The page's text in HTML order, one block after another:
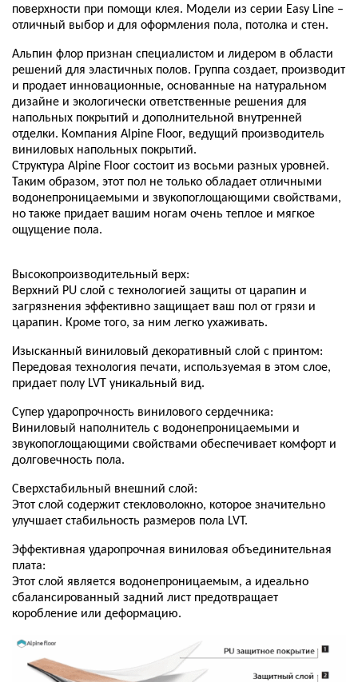
поверхности при помощи клея. Модели из серии Easy Line –
отличный выбор и для оформления пола, потолка и стен.
Альпин флор признан специалистом и лидером в области
решений для эластичных полов. Группа создает, производит
и продает инновационные, основанные на натуральном
дизайне и экологически ответственные решения для
напольных покрытий и дополнительной внутренней
отделки. Компания Alpine Floor, ведущий производитель
виниловых напольных покрытий.
Структура Alpine Floor состоит из восьми разных уровней.
Таким образом, этот пол не только обладает отличными
водонепроницаемыми и звукопоглощающими свойствами,
но также придает вашим ногам очень теплое и мягкое
ощущение пола.
Высокопроизводительный верх:
Верхний PU слой с технологией защиты от царапин и
загрязнения эффективно защищает ваш пол от грязи и
царапин. Кроме того, за ним легко ухаживать.
Изысканный виниловый декоративный слой с принтом:
Передовая технология печати, используемая в этом слое,
придает полу LVT уникальный вид.
Супер ударопрочность винилового сердечника:
Виниловый наполнитель с водонепроницаемыми и
звукопоглощающими свойствами обеспечивает комфорт и
долговечность пола.
Сверхстабильный внешний слой:
Этот слой содержит стекловолокно, которое значительно
улучшает стабильность размеров пола LVT.
Эффективная ударопрочная виниловая объединительная
плата:
Этот слой является водонепроницаемым, а идеально
сбалансированный задний лист предотвращает
коробление или деформацию.